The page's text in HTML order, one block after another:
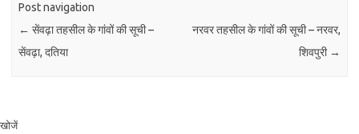
Post navigation
← सेंवढ़ा तहसील के गांवों की सूची –
सेंवढ़ा, दतिया
नरवर तहसील के गांवों की सूची – नरवर,
शिवपुरी →
खोजें